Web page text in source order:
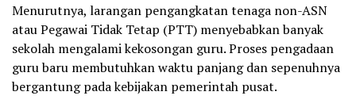
Menurutnya, larangan pengangkatan tenaga non-ASN
atau Pegawai Tidak Tetap (PTT) menyebabkan banyak
sekolah mengalami kekosongan guru. Proses pengadaan
guru baru membutuhkan waktu panjang dan sepenuhnya
bergantung pada kebijakan pemerintah pusat.